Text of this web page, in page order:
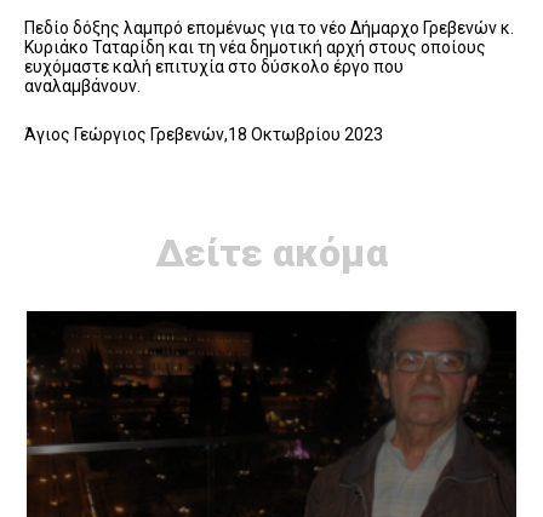
Πεδίο δόξης λαμπρό επομένως για το νέο Δήμαρχο Γρεβενών κ.
Κυριάκο Ταταρίδη και τη νέα δημοτική αρχή στους οποίους
ευχόμαστε καλή επιτυχία στο δύσκολο έργο που
αναλαμβάνουν.
Άγιος Γεώργιος Γρεβενών,18 Οκτωβρίου 2023
Δείτε ακόμα